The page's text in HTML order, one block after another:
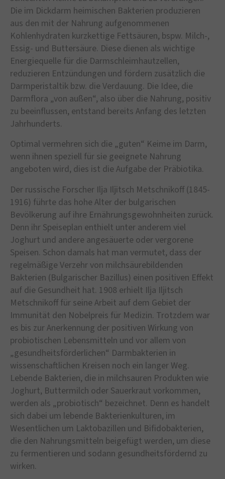
Die im Dickdarm heimischen Bakterien produzieren
aus den mit der Nahrung aufgenommenen
Kohlenhydraten kurzkettige Fettsäuren, bspw. Milch-,
Essig- und Buttersäure. Diese dienen als wichtige
Energiequelle für die Darmschleimhautzellen,
reduzieren Entzündungen und fördern zusätzlich die
Darmperistaltik bzw. die Verdauung. Die Idee, die
Darmflora „von außen“, also über die Nahrung, positiv
zu beeinflussen, entstand bereits Anfang des letzten
Jahrhunderts.
Optimal vermehren sich die „guten“ Keime im Darm,
wenn ihnen speziell für sie geeignete Nahrung
angeboten wird, dies ist die Aufgabe der Präbiotika.
Der russische Forscher Ilja Iljitsch Metschnikoff (1845-
1916) führte das hohe Alter der bulgarischen
Bevölkerung auf ihre Ernährungsgewohnheiten zurück.
Denn ihr Speiseplan enthielt unter anderem viel
Joghurt und andere angesäuerte oder vergorene
Speisen. Schon damals hat man vermutet, dass der
regelmäßige Verzehr von milchsäurebildenden
Bakterien (Bulgarischer Bazillus) einen positiven Effekt
auf die Gesundheit hat. 1908 erhielt Ilja Iljitsch
Metschnikoff für seine Arbeit auf dem Gebiet der
Immunität den Nobelpreis für Medizin. Trotzdem war
es bis zur Anerkennung der positiven Wirkung von
probiotischen Lebensmitteln und vor allem von
„gesundheitsförderlichen“ Darmbakterien in
wissenschaftlichen Kreisen noch ein langer Weg.
Lebende Bakterien, die in milchsauren Produkten wie
Joghurt, Buttermilch oder Sauerkraut vorkommen,
werden als „probiotisch“ bezeichnet. Denn es handelt
sich dabei um lebende Bakterienkulturen, im
Wesentlichen um Laktobazillen und Bifidobakterien,
die den Nahrungsmitteln beigefügt werden, um diese
zu fermentieren und sodann gesundheitsfördernd zu
wirken.